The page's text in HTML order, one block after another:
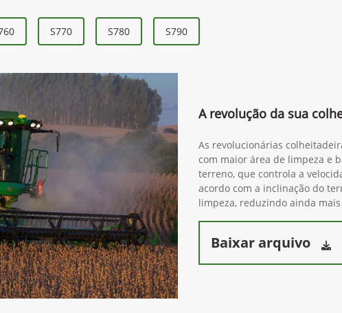
S770 S780 S790
A revolução da sua
As revolucionárias
com maior área de limpeza e
terreno, que controla a
acordo com a inclinação do
limpeza, reduzindo ainda
Baixar arquivo